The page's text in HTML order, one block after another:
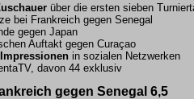
über die ersten sieben
bei Frankreich gegen Senegal
gegen Japan
Auftakt gegen Curaçao
in sozialen Netzwerken
davon 44 exklusiv
gegen Senegal 6,5